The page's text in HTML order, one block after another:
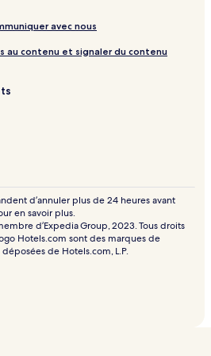
avec nous
au contenu et signaler du contenu
d’annuler plus de 24 heures avant
en savoir plus.
d’Expedia Group, 2023. Tous droits
Hotels.com sont des marques de
de Hotels.com, L.P.